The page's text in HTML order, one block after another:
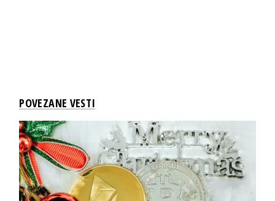
POVEZANE VESTI